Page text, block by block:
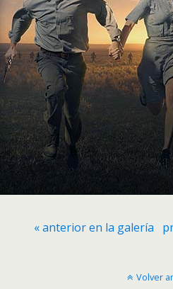
« anterior en la galería
Volver